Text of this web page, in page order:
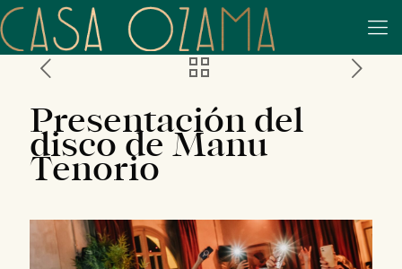
Presentación del
disco de Manu
Tenorio